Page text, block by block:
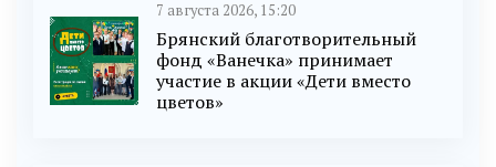
7 августа 2026, 15:20
Брянский благотворительный
фонд «Ванечка» принимает
участие в акции «Дети вместо
цветов»